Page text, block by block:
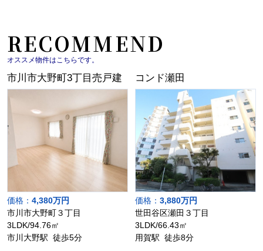
RECOMMEND
オススメ物件はこちらです。
市川市大野町3丁目売戸建
価格： 4,380万円
市川市大野町３丁目
3LDK/94.76㎡
市川大野駅 徒歩5分
コンド瀬田
価格： 3,880万円
世田谷区瀬田３丁目
3LDK/66.43㎡
用賀駅 徒歩8分